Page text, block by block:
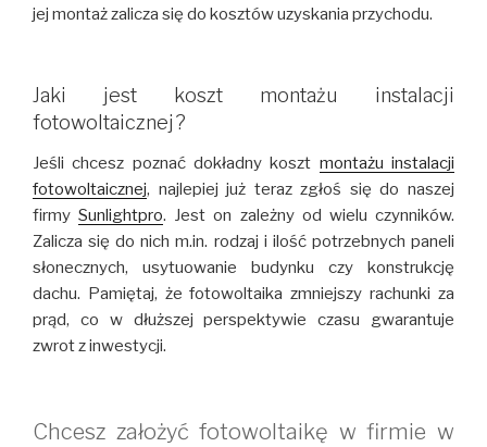
jej montaż zalicza się do kosztów uzyskania przychodu.
Jaki jest koszt montażu instalacji
fotowoltaicznej?
Jeśli chcesz poznać dokładny koszt montażu instalacji
fotowoltaicznej, najlepiej już teraz zgłoś się do naszej
firmySunlightpro. Jest on zależny od wielu czynników.
Zalicza się do nich m.in. rodzaj i ilość potrzebnych paneli
słonecznych, usytuowanie budynku czy konstrukcję
dachu. Pamiętaj, że fotowoltaika zmniejszy rachunki za
prąd, co w dłuższej perspektywie czasu gwarantuje
zwrot z inwestycji.
Chcesz założyć fotowoltaikę w firmie w